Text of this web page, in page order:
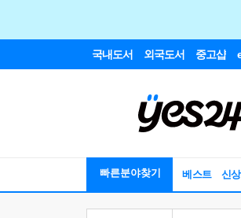
국내도서 외국도서 중고샵
빠른분야찾기 베스트 신